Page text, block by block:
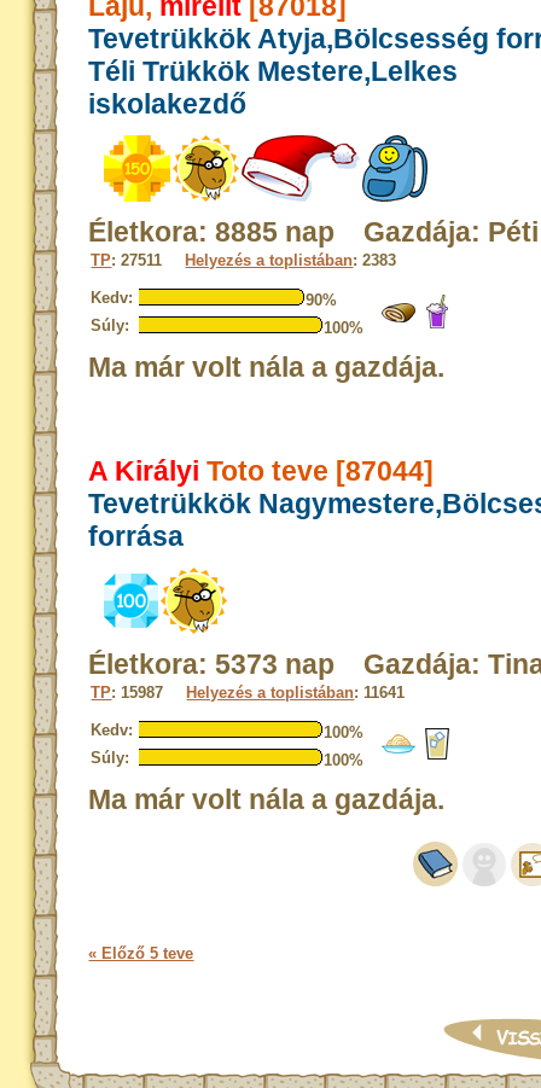
Tevetrükkök Atyja,Bölcsesség
Téli Trükkök Mestere,Lelkes
iskolakezdő
Életkora: 8885 nap Gazdája: Péti
TP: 27511 Helyezés a toplistában: 2383
Kedv:
90%
Súly:
100%
Ma már volt nála a gazdája.
A Királyi Toto teve [87044]
Tevetrükkök
forrása
Életkora: 5373 nap Gazdája:
TP: 15987 Helyezés a toplistában: 11641
Kedv:
100%
Súly:
100%
Ma már volt nála a gazdája.
« Előző 5 teve